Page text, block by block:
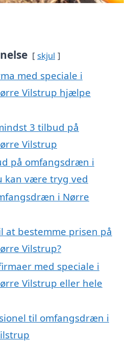
skjul
med speciale i
Vilstrup hjælpe
3 tilbud på
Vilstrup
på omfangsdræn i
kan være tryg ved
i Nørre
at bestemme prisen på
Vilstrup?
med speciale i
Vilstrup eller hele
til omfangsdræn i